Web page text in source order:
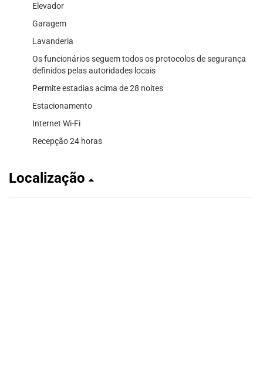
Elevador
Garagem
Lavanderia
Os funcionários seguem todos os protocolos de segurança
definidos pelas autoridades locais
Permite estadias acima de 28 noites
Estacionamento
Internet Wi-Fi
Recepção 24 horas
Localização